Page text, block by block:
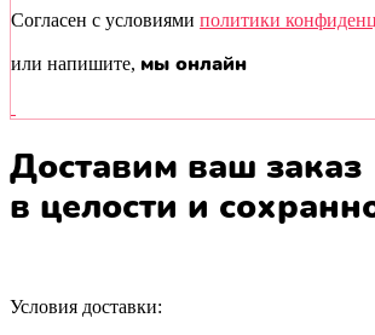
Cогласен с условиями политики
или напишите, мы онлайн
Доставим ваш заказ
в целости и
Условия доставки: